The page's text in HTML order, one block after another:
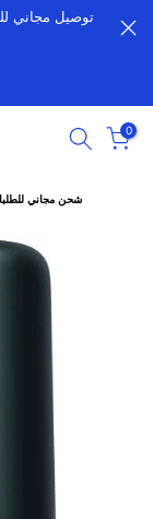
0
شحن مجاني للطلبات فوق 100 ريال داخل جدة